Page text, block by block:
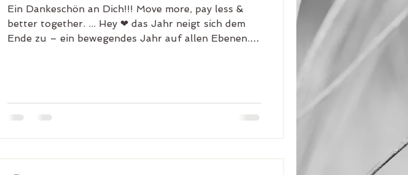
Ein Dankeschön an Dich!!! Move more, pay less &
better together. ... Hey ❤ das Jahr neigt sich dem
Ende zu – ein bewegendes Jahr auf allen Ebenen...
happy, dass das Yoga